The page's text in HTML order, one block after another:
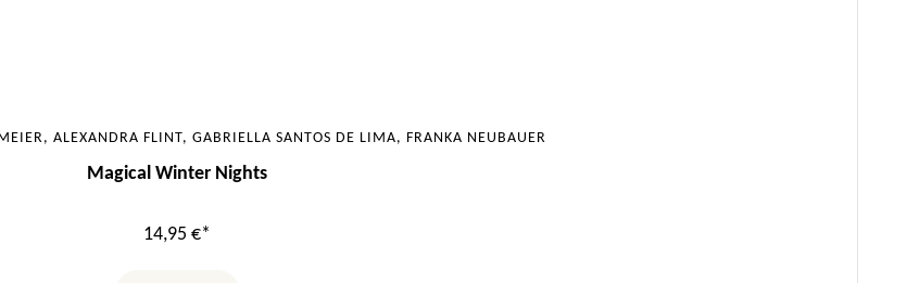
ALEXANDRA FLINT, GABRIELLA SANTOS DE LIMA, FRANKA NEUBAUER
Magical Winter Nights
14,95 €*